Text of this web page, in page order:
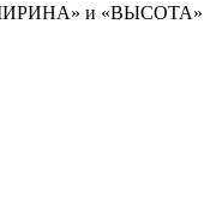
и «ВЫСОТА»